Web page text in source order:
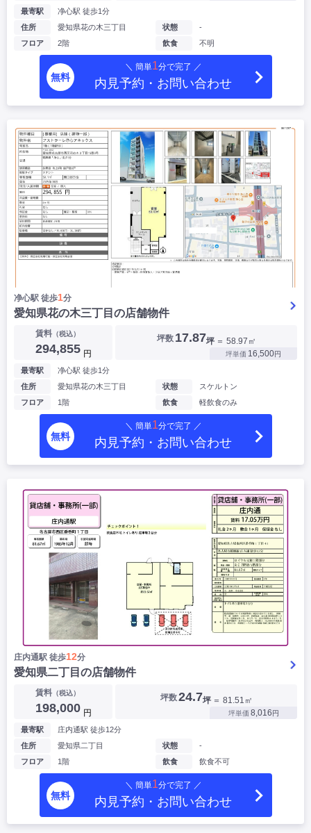
最寄駅
净心駅 徒歩1分
住所
愛知県花の木三丁目
フロア
2階
状態
-
飲食
不明
無料
＼ 簡単1分で完了 ／
内見予約・お問い合わせ
净心駅 徒歩1分
愛知県花の木三丁目の店舗物件
賃料（税込）
294,855 円
坪数 17.87坪 ＝ 58.97㎡
坪単価 16,500円
最寄駅
净心駅 徒歩1分
住所
愛知県花の木三丁目
フロア
1階
状態
スケルトン
飲食
軽飲食のみ
無料
＼ 簡単1分で完了 ／
内見予約・お問い合わせ
庄内通駅 徒歩12分
愛知県二丁目の店舗物件
賃料（税込）
198,000 円
坪数24.7坪 ＝ 81.51㎡
坪単価 8,016円
最寄駅
庄内通駅 徒歩12分
住所
愛知県二丁目
フロア
1階
状態
-
飲食
飲食不可
無料
＼ 簡単1分で完了 ／
内見予約・お問い合わせ